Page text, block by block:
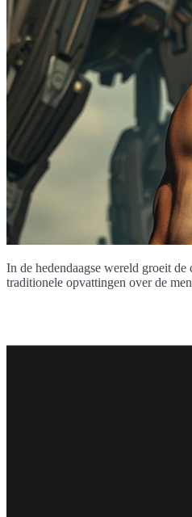
In de hedendaagse wereld groeit
traditionele opvattingen over de